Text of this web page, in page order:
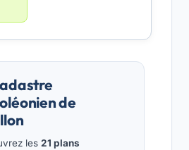
de
les 21 plans